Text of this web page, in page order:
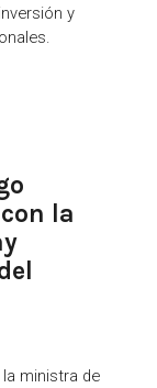
y
la
ministra de